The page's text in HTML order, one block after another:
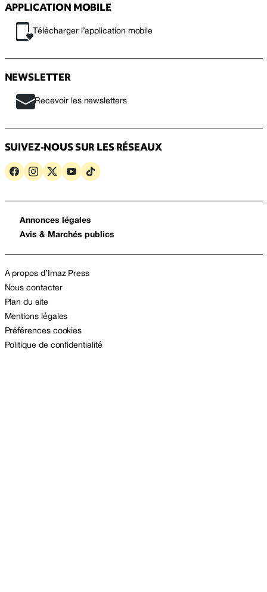
APPLICATION MOBILE
Télécharger l’application mobile
NEWSLETTER
Recevoir les newsletters
SUIVEZ-NOUS SUR LES RÉSEAUX
Annonces légales
Avis & Marchés publics
A propos d’Imaz Press
Nous contacter
Plan du site
Mentions légales
Préférences cookies
Politique de confidentialité